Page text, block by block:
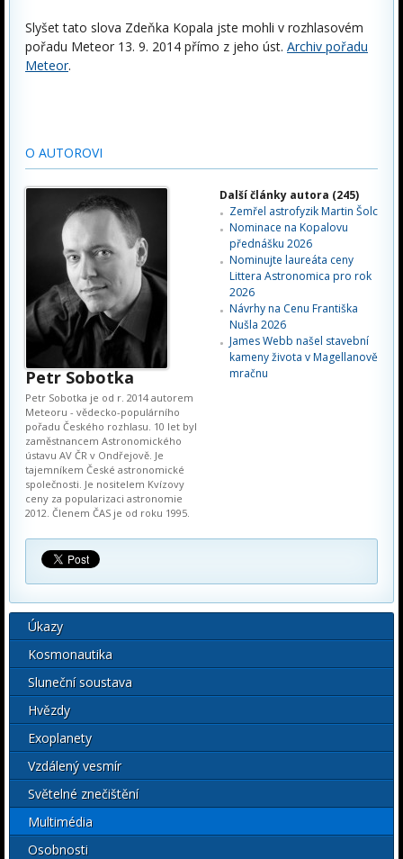
Slyšet tato slova Zdeňka Kopala jste mohli v rozhlasovém
pořadu Meteor 13. 9. 2014 přímo z jeho úst. Archiv pořadu
Meteor.
O AUTOROVI
Petr Sobotka
Petr Sobotka je od r. 2014 autorem
Meteoru - vědecko-populárního
pořadu Českého rozhlasu. 10 let byl
zaměstnancem Astronomického
ústavu AV ČR v Ondřejově. Je
tajemníkem České astronomické
společnosti. Je nositelem Kvízovy
ceny za popularizaci astronomie
2012. Členem ČAS je od roku 1995.
Další články autora (245)
Zemřel astrofyzik Martin Šolc
Nominace na Kopalovu
přednášku 2026
Nominujte laureáta ceny
Littera Astronomica pro rok
2026
Návrhy na Cenu Františka
Nušla 2026
James Webb našel stavební
kameny života v Magellanově
mračnu
Úkazy
Kosmonautika
Sluneční soustava
Hvězdy
Exoplanety
Vzdálený vesmír
Světelné znečištění
Multimédia
Osobnosti